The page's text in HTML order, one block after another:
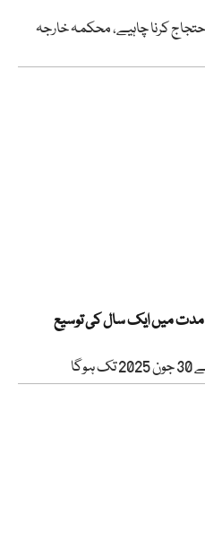
کرنا چاہیے، محکمہ خارجہ
مدت میں ایک سال کی توسیع